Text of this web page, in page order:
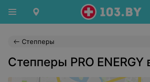
Степперы
Степперы PRO